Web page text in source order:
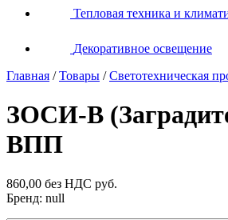
Тепловая техника и
Декоративное освещение
Главная /Товары /Светотехническая
ЗОСИ-В
ВПП
860,00 без НДС руб.
Бренд: null